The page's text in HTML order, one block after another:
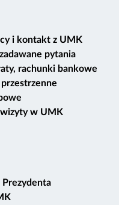
i kontakt z UMK
pytania
rachunki bankowe
wizyty w UMK
Prezydenta